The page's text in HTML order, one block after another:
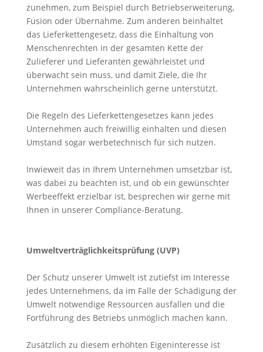
zunehmen, zum Beispiel durch Betriebserweiterung,
Fusion oder Übernahme. Zum anderen beinhaltet
das Lieferkettengesetz, dass die Einhaltung von
Menschenrechten in der gesamten Kette der
Zulieferer und Lieferanten gewährleistet und
überwacht sein muss, und damit Ziele, die Ihr
Unternehmen wahrscheinlich gerne unterstützt.
Die Regeln des Lieferkettengesetzes kann jedes
Unternehmen auch freiwillig einhalten und diesen
Umstand sogar werbetechnisch für sich nutzen.
Inwieweit das in Ihrem Unternehmen umsetzbar ist,
was dabei zu beachten ist, und ob ein gewünschter
Werbeeffekt erzielbar ist, besprechen wir gerne mit
Ihnen in unserer Compliance-Beratung.
Umweltverträglichkeitsprüfung (UVP)
Der Schutz unserer Umwelt ist zutiefst im Interesse
jedes Unternehmens, da im Falle der Schädigung der
Umwelt notwendige Ressourcen ausfallen und die
Fortführung des Betriebs unmöglich machen kann.
Zusätzlich zu diesem erhöhten Eigeninteresse ist